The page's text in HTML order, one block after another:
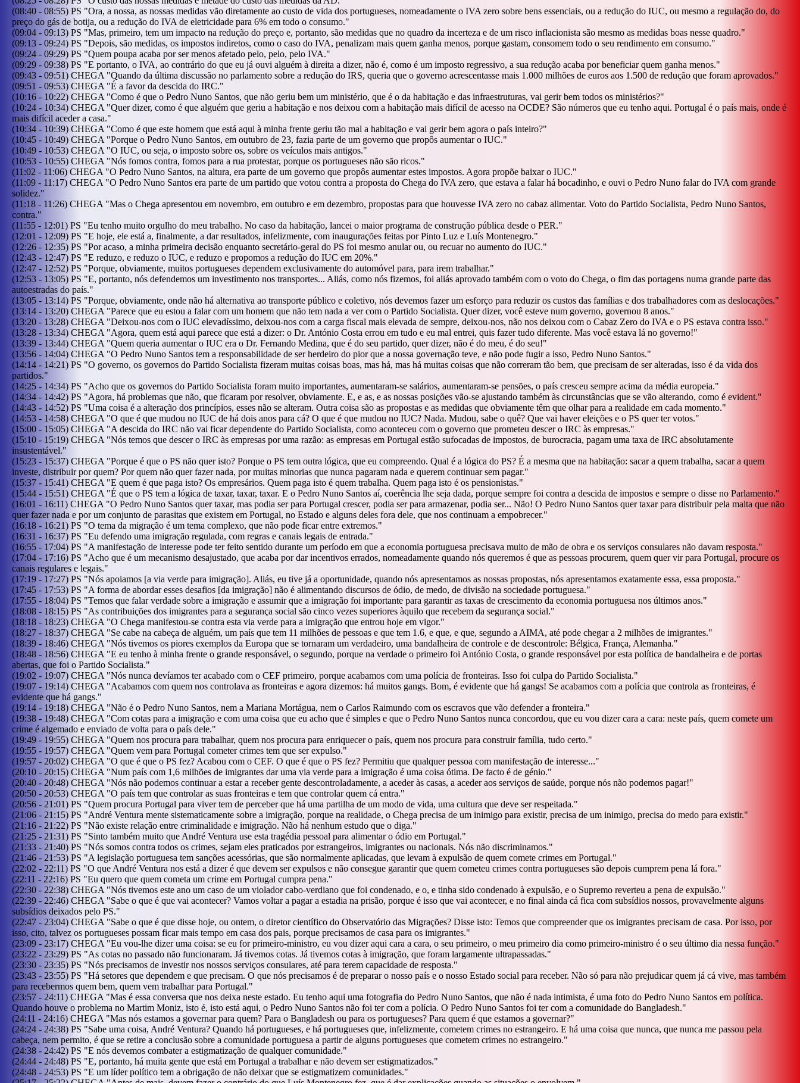
(08:40 - 08:55) PS "Ora, a nossa, as nossas medidas vão diretamente ao custo de vida dos portugueses, nomeadamente o IVA zero sobre bens essenciais, ou a redução do IUC, ou mesmo a regulação do, do
preço do gás de botija, ou a redução do IVA de eletricidade para 6% em todo o consumo."
(09:04 - 09:13) PS "Mas, primeiro, tem um impacto na redução do preço e, portanto, são medidas que no quadro da incerteza e de um risco inflacionista são mesmo as medidas boas nesse quadro."
(09:13 - 09:24) PS "Depois, são medidas, os impostos indiretos, como o caso do IVA, penalizam mais quem ganha menos, porque gastam, consomem todo o seu rendimento em consumo."
(09:24 - 09:29) PS "Quem poupa acaba por ser menos afetado pelo, pelo, pelo IVA."
(09:29 - 09:38) PS "E portanto, o IVA, ao contrário do que eu já ouvi alguém à direita a dizer, não é, como é um imposto regressivo, a sua redução acaba por beneficiar quem ganha menos."
(09:43 - 09:51) CHEGA "Quando da última discussão no parlamento sobre a redução do IRS, queria que o governo acrescentasse mais 1.000 milhões de euros aos 1.500 de redução que foram aprovados."
(09:51 - 09:53) CHEGA "É a favor da descida do IRC."
(10:16 - 10:22) CHEGA "Como é que o Pedro Nuno Santos, que não geriu bem um ministério, que é o da habitação e das infraestruturas, vai gerir bem todos os ministérios?"
(10:24 - 10:34) CHEGA "Quer dizer, como é que alguém que geriu a habitação e nos deixou com a habitação mais difícil de acesso na OCDE? São números que eu tenho aqui. Portugal é o país mais, onde é
mais difícil aceder a casa."
(10:34 - 10:39) CHEGA "Como é que este homem que está aqui à minha frente geriu tão mal a habitação e vai gerir bem agora o país inteiro?"
(10:45 - 10:49) CHEGA "Porque o Pedro Nuno Santos, em outubro de 23, fazia parte de um governo que propôs aumentar o IUC."
(10:49 - 10:53) CHEGA "O IUC, ou seja, o imposto sobre os, sobre os veículos mais antigos."
(10:53 - 10:55) CHEGA "Nós fomos contra, fomos para a rua protestar, porque os portugueses não são ricos."
(11:02 - 11:06) CHEGA "O Pedro Nuno Santos, na altura, era parte de um governo que propôs aumentar estes impostos. Agora propõe baixar o IUC."
(11:09 - 11:17) CHEGA "O Pedro Nuno Santos era parte de um partido que votou contra a proposta do Chega do IVA zero, que estava a falar há bocadinho, e ouvi o Pedro Nuno falar do IVA com grande
solidez."
(11:18 - 11:26) CHEGA "Mas o Chega apresentou em novembro, em outubro e em dezembro, propostas para que houvesse IVA zero no cabaz alimentar. Voto do Partido Socialista, Pedro Nuno Santos,
contra."
(11:55 - 12:01) PS "Eu tenho muito orgulho do meu trabalho. No caso da habitação, lancei o maior programa de construção pública desde o PER."
(12:01 - 12:09) PS "E hoje, ele está a, finalmente, a dar resultados, infelizmente, com inaugurações feitas por Pinto Luz e Luís Montenegro."
(12:26 - 12:35) PS "Por acaso, a minha primeira decisão enquanto secretário-geral do PS foi mesmo anular ou, ou recuar no aumento do IUC."
(12:43 - 12:47) PS "E reduzo, e reduzo o IUC, e reduzo e propomos a redução do IUC em 20%."
(12:47 - 12:52) PS "Porque, obviamente, muitos portugueses dependem exclusivamente do automóvel para, para irem trabalhar."
(12:53 - 13:05) PS "E, portanto, nós defendemos um investimento nos transportes... Aliás, como nós fizemos, foi aliás aprovado também com o voto do Chega, o fim das portagens numa grande parte das
autoestradas do país."
(13:05 - 13:14) PS "Porque, obviamente, onde não há alternativa ao transporte público e coletivo, nós devemos fazer um esforço para reduzir os custos das famílias e dos trabalhadores com as deslocações."
(13:14 - 13:20) CHEGA "Parece que eu estou a falar com um homem que não tem nada a ver com o Partido Socialista. Quer dizer, você esteve num governo, governou 8 anos."
(13:20 - 13:28) CHEGA "Deixou-nos com o IUC elevadíssimo, deixou-nos com a carga fiscal mais elevada de sempre, deixou-nos, não nos deixou com o Cabaz Zero do IVA e o PS estava contra isso."
(13:28 - 13:34) CHEGA "Agora, quem está aqui parece que está a dizer: o Dr. António Costa errou em tudo e eu mal entrei, quis fazer tudo diferente. Mas você estava lá no governo!"
(13:39 - 13:44) CHEGA "Quem queria aumentar o IUC era o Dr. Fernando Medina, que é do seu partido, quer dizer, não é do meu, é do seu!"
(13:56 - 14:04) CHEGA "O Pedro Nuno Santos tem a responsabilidade de ser herdeiro do pior que a nossa governação teve, e não pode fugir a isso, Pedro Nuno Santos."
(14:14 - 14:21) PS "O governo, os governos do Partido Socialista fizeram muitas coisas boas, mas há, mas há muitas coisas que não correram tão bem, que precisam de ser alteradas, isso é da vida dos
partidos."
(14:25 - 14:34) PS "Acho que os governos do Partido Socialista foram muito importantes, aumentaram-se salários, aumentaram-se pensões, o país cresceu sempre acima da média europeia."
(14:34 - 14:42) PS "Agora, há problemas que não, que ficaram por resolver, obviamente. E, e as, e as nossas posições vão-se ajustando também às circunstâncias que se vão alterando, como é evident."
(14:43 - 14:52) PS "Uma coisa é a alteração dos princípios, esses não se alteram. Outra coisa são as propostas e as medidas que obviamente têm que olhar para a realidade em cada momento."
(14:53 - 14:58) CHEGA "O que é que mudou no IUC de há dois anos para cá? O que é que mudou no IUC? Nada. Mudou, sabe o quê? Que vai haver eleições e o PS quer ter votos."
(15:00 - 15:05) CHEGA "A descida do IRC não vai ficar dependente do Partido Socialista, como aconteceu com o governo que prometeu descer o IRC às empresas."
(15:10 - 15:19) CHEGA "Nós temos que descer o IRC às empresas por uma razão: as empresas em Portugal estão sufocadas de impostos, de burocracia, pagam uma taxa de IRC absolutamente
insustentável."
(15:23 - 15:37) CHEGA "Porque é que o PS não quer isto? Porque o PS tem outra lógica, que eu compreendo. Qual é a lógica do PS? É a mesma que na habitação: sacar a quem trabalha, sacar a quem
investe, distribuir por quem? Por quem não quer fazer nada, por muitas minorias que nunca pagaram nada e querem continuar sem pagar."
(15:37 - 15:41) CHEGA "E quem é que paga isto? Os empresários. Quem paga isto é quem trabalha. Quem paga isto é os pensionistas."
(15:44 - 15:51) CHEGA "É que o PS tem a lógica de taxar, taxar, taxar. E o Pedro Nuno Santos aí, coerência lhe seja dada, porque sempre foi contra a descida de impostos e sempre o disse no Parlamento."
(16:01 - 16:11) CHEGA "O Pedro Nuno Santos quer taxar, mas podia ser para Portugal crescer, podia ser para armazenar, podia ser... Não! O Pedro Nuno Santos quer taxar para distribuir pela malta que não
quer fazer nada e por um conjunto de parasitas que existem em Portugal, no Estado e alguns deles fora dele, que nos continuam a empobrecer."
(16:18 - 16:21) PS "O tema da migração é um tema complexo, que não pode ficar entre extremos."
(16:31 - 16:37) PS "Eu defendo uma imigração regulada, com regras e canais legais de entrada."
(16:55 - 17:04) PS "A manifestação de interesse pode ter feito sentido durante um período em que a economia portuguesa precisava muito de mão de obra e os serviços consulares não davam resposta."
(17:04 - 17:16) PS "Acho que é um mecanismo desajustado, que acaba por dar incentivos errados, nomeadamente quando nós queremos é que as pessoas procurem, quem quer vir para Portugal, procure os
canais regulares e legais."
(17:19 - 17:27) PS "Nós apoiamos [a via verde para imigração]. Aliás, eu tive já a oportunidade, quando nós apresentamos as nossas propostas, nós apresentamos exatamente essa, essa proposta."
(17:45 - 17:53) PS "A forma de abordar esses desafios [da imigração] não é alimentando discursos de ódio, de medo, de divisão na sociedade portuguesa."
(17:55 - 18:04) PS "Temos que falar verdade sobre a imigração e assumir que a imigração foi importante para garantir as taxas de crescimento da economia portuguesa nos últimos anos."
(18:08 - 18:15) PS "As contribuições dos imigrantes para a segurança social são cinco vezes superiores àquilo que recebem da segurança social."
(18:18 - 18:23) CHEGA "O Chega manifestou-se contra esta via verde para a imigração que entrou hoje em vigor."
(18:27 - 18:37) CHEGA "Se cabe na cabeça de alguém, um país que tem 11 milhões de pessoas e que tem 1.6, e que, e que, segundo a AIMA, até pode chegar a 2 milhões de imigrantes."
(18:39 - 18:46) CHEGA "Nós tivemos os piores exemplos da Europa que se tornaram um verdadeiro, uma bandalheira de controle e de descontrole: Bélgica, França, Alemanha."
(18:48 - 18:56) CHEGA "E eu tenho à minha frente o grande responsável, o segundo, porque na verdade o primeiro foi António Costa, o grande responsável por esta política de bandalheira e de portas
abertas, que foi o Partido Socialista."
(19:02 - 19:07) CHEGA "Nós nunca devíamos ter acabado com o CEF primeiro, porque acabamos com uma polícia de fronteiras. Isso foi culpa do Partido Socialista."
(19:07 - 19:14) CHEGA "Acabamos com quem nos controlava as fronteiras e agora dizemos: há muitos gangs. Bom, é evidente que há gangs! Se acabamos com a polícia que controla as fronteiras, é
evidente que há gangs."
(19:14 - 19:18) CHEGA "Não é o Pedro Nuno Santos, nem a Mariana Mortágua, nem o Carlos Raimundo com os escravos que vão defender a fronteira."
(19:38 - 19:48) CHEGA "Com cotas para a imigração e com uma coisa que eu acho que é simples e que o Pedro Nuno Santos nunca concordou, que eu vou dizer cara a cara: neste país, quem comete um
crime é algemado e enviado de volta para o país dele."
(19:49 - 19:55) CHEGA "Quem nos procura para trabalhar, quem nos procura para enriquecer o país, quem nos procura para construir família, tudo certo."
(19:55 - 19:57) CHEGA "Quem vem para Portugal cometer crimes tem que ser expulso."
(19:57 - 20:02) CHEGA "O que é que o PS fez? Acabou com o CEF. O que é que o PS fez? Permitiu que qualquer pessoa com manifestação de interesse..."
(20:10 - 20:15) CHEGA "Num país com 1,6 milhões de imigrantes dar uma via verde para a imigração é uma coisa ótima. De facto é de génio."
(20:40 - 20:48) CHEGA "Nós não podemos continuar a estar a receber gente descontroladamente, a aceder às casas, a aceder aos serviços de saúde, porque nós não podemos pagar!"
(20:50 - 20:53) CHEGA "O país tem que controlar as suas fronteiras e tem que controlar quem cá entra."
(20:56 - 21:01) PS "Quem procura Portugal para viver tem de perceber que há uma partilha de um modo de vida, uma cultura que deve ser respeitada."
(21:06 - 21:15) PS "André Ventura mente sistematicamente sobre a imigração, porque na realidade, o Chega precisa de um inimigo para existir, precisa de um inimigo, precisa do medo para existir."
(21:16 - 21:22) PS "Não existe relação entre criminalidade e imigração. Não há nenhum estudo que o diga."
(21:25 - 21:31) PS "Sinto também muito que André Ventura use esta tragédia pessoal para alimentar o ódio em Portugal."
(21:33 - 21:40) PS "Nós somos contra todos os crimes, sejam eles praticados por estrangeiros, imigrantes ou nacionais. Nós não discriminamos."
(21:46 - 21:53) PS "A legislação portuguesa tem sanções acessórias, que são normalmente aplicadas, que levam à expulsão de quem comete crimes em Portugal."
(22:02 - 22:11) PS "O que André Ventura nos está a dizer é que devem ser expulsos e não consegue garantir que quem cometeu crimes contra portugueses são depois cumprem pena lá fora."
(22:11 - 22:16) PS "Eu quero que quem cometa um crime em Portugal cumpra pena."
(22:30 - 22:38) CHEGA "Nós tivemos este ano um caso de um violador cabo-verdiano que foi condenado, e o, e tinha sido condenado à expulsão, e o Supremo reverteu a pena de expulsão."
(22:39 - 22:46) CHEGA "Sabe o que é que vai acontecer? Vamos voltar a pagar a estadia na prisão, porque é isso que vai acontecer, e no final ainda cá fica com subsídios nossos, provavelmente alguns
subsídios deixados pelo PS."
(22:47 - 23:04) CHEGA "Sabe o que é que disse hoje, ou ontem, o diretor científico do Observatório das Migrações? Disse isto: Temos que compreender que os imigrantes precisam de casa. Por isso, por
isso, cito, talvez os portugueses possam ficar mais tempo em casa dos pais, porque precisamos de casa para os imigrantes."
(23:09 - 23:17) CHEGA "Eu vou-lhe dizer uma coisa: se eu for primeiro-ministro, eu vou dizer aqui cara a cara, o seu primeiro, o meu primeiro dia como primeiro-ministro é o seu último dia nessa função."
(23:22 - 23:29) PS "As cotas no passado não funcionaram. Já tivemos cotas. Já tivemos cotas à imigração, que foram largamente ultrapassadas."
(23:30 - 23:35) PS "Nós precisamos de investir nos nossos serviços consulares, até para terem capacidade de resposta."
(23:43 - 23:55) PS "Há setores que dependem e que precisam. O que nós precisamos é de preparar o nosso país e o nosso Estado social para receber. Não só para não prejudicar quem já cá vive, mas também
para recebermos quem bem, quem vem trabalhar para Portugal."
(23:57 - 24:11) CHEGA "Mas é essa conversa que nos deixa neste estado. Eu tenho aqui uma fotografia do Pedro Nuno Santos, que não é nada intimista, é uma foto do Pedro Nuno Santos em política.
Quando houve o problema no Martim Moniz, isto é, isto está aqui, o Pedro Nuno Santos não foi ter com a polícia. O Pedro Nuno Santos foi ter com a comunidade do Bangladesh."
(24:11 - 24:16) CHEGA "Mas nós estamos a governar para quem? Para o Bangladesh ou para os portugueses? Para quem é que estamos a governar?"
(24:24 - 24:38) PS "Sabe uma coisa, André Ventura? Quando há portugueses, e há portugueses que, infelizmente, cometem crimes no estrangeiro. E há uma coisa que nunca, que nunca me passou pela
cabeça, nem permito, é que se retire a conclusão sobre a comunidade portuguesa a partir de alguns portugueses que cometem crimes no estrangeiro."
(24:38 - 24:42) PS "E nós devemos combater a estigmatização de qualquer comunidade."
(24:44 - 24:48) PS "E, portanto, há muita gente que está em Portugal a trabalhar e não devem ser estigmatizados."
(24:48 - 24:53) PS "E um líder político tem a obrigação de não deixar que se estigmatizem comunidades."